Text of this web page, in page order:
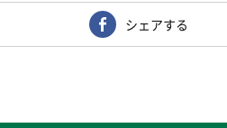
シェアする